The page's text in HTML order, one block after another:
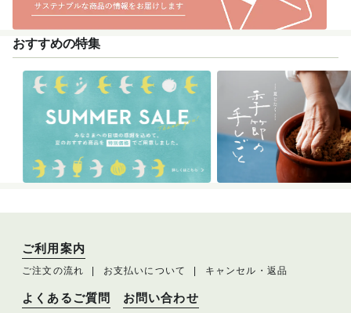
おすすめの特集
ご利用案内
ご注文の流れ お支払いについて キャンセル・返品
よくあるご質問 お問い合わせ